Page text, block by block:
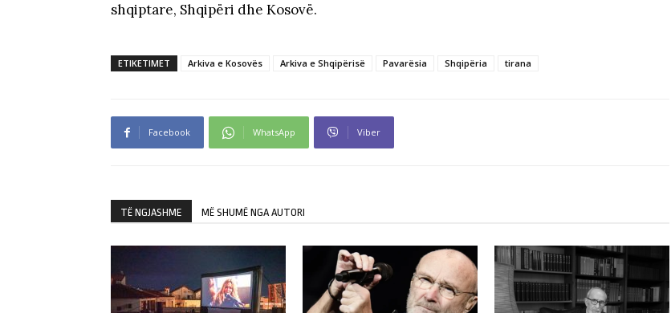
shqiptare, Shqipëri dhe Kosovë.
ETIKETIMET Arkiva e Kosovës Arkiva e Shqipërisë Pavarësia Shqipëria tirana
Facebook WhatsApp Viber
TË NGJASHME MË SHUMË NGA AUTORI